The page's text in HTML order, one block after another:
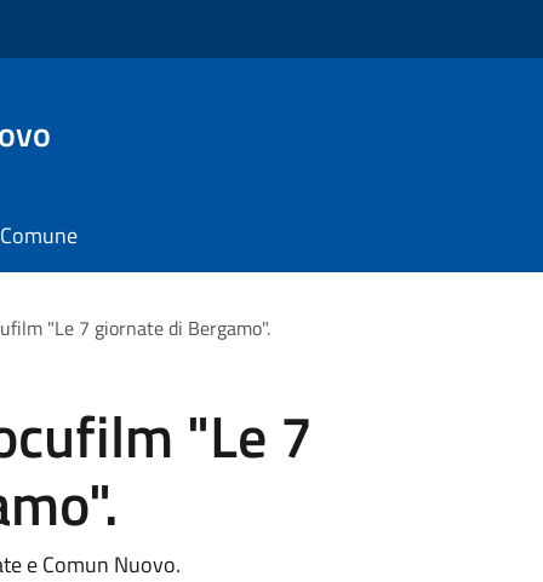
"Le 7 giornate di Bergamo".
"Le 7
e Comun Nuovo.